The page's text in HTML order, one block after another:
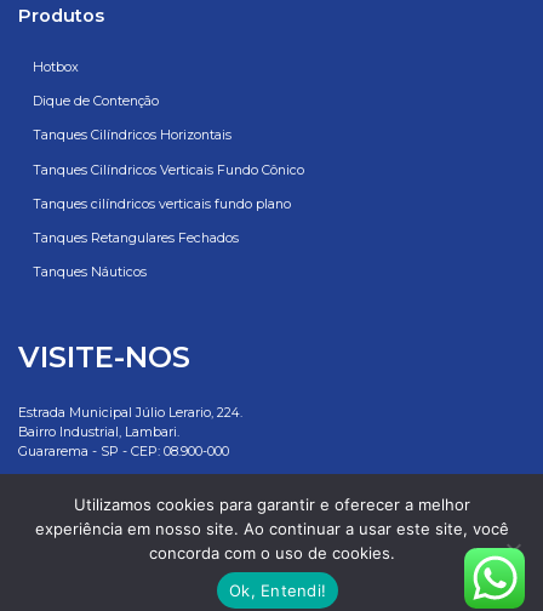
Produtos
Hotbox
Dique de Contenção
Tanques Cilíndricos Horizontais
Tanques Cilíndricos Verticais Fundo Cônico
Tanques cilíndricos verticais fundo plano
Tanques Retangulares Fechados
Tanques Náuticos
VISITE-NOS
Estrada Municipal Júlio Lerario, 224.
Bairro Industrial, Lambari.
Guararema - SP - CEP: 08.900-000
E-mail: vendas@rottotanques.com.br
Desenvolvido por Camilo Ribeiro
Utilizamos cookies para garantir e oferecer a melhor
experiência em nosso site. Ao continuar a usar este site, você
concorda com o uso de cookies.
Ok, Entendi!